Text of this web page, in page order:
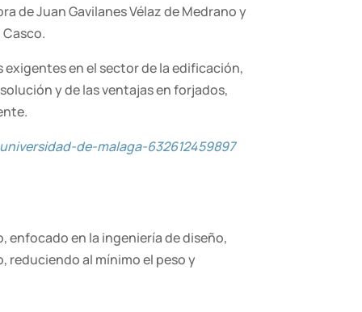
de Juan Gavilanes Vélaz de Medrano y
en el sector de la edificación,
y de las ventajas en forjados,
de-malaga-632612459897
en la ingeniería de diseño,
reduciendo al mínimo el peso y